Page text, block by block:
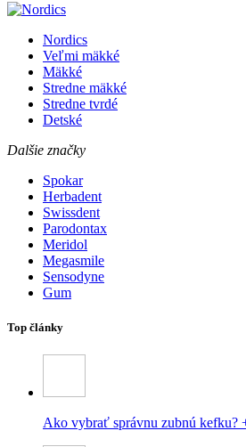
Nordics
Veľmi mäkké
Mäkké
Stredne mäkké
Stredne tvrdé
Detské
Dalšie značky
Spokar
Herbadent
Swissdent
Parodontax
Meridol
Megasmile
Sensodyne
Gum
Top články
Ako vybrať správnu zubnú kefku?